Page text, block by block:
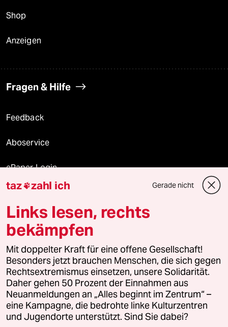
Shop
Anzeigen
Fragen & Hilfe
Feedback
Aboservice
ePaper Login
Downloads für Abonnierende
© 2026 taz Verlags und Vertriebs GmbH
Alle Rechte vorbehalten. Bei rechtlichen Fragen oder für Genehmigungen
wenden Sie sich bitte an
lizenzen@taz.de
Feedback Redaktionsstatut Kommune-Richtlinien
Leitlinie Informant Datenschutz Impressum AGB
taz zahl ich Gerade nicht
Links lesen, rechts
bekämpfen
Mit doppelter Kraft für eine offene Gesellschaft!
Besonders jetzt brauchen Menschen, die sich gegen
Rechtsextremismus einsetzen, unsere Solidarität.
Daher gehen 50 Prozent der Einnahmen aus
Neuanmeldungen an „Alles beginnt im Zentrum“ –
eine Kampagne, die bedrohte linke Kulturzentren
und Jugendorte unterstützt. Sind Sie dabei?